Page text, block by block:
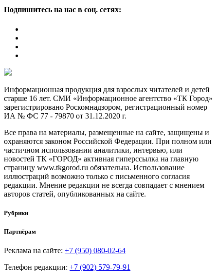
Подпишитесь на нас в соц. сетях:
Информационная продукция для взрослых читателей и детей
старше 16 лет. СМИ «Информационное агентство «ТК Город»
зарегистрировано Роскомнадзором, регистрационный номер
ИА № ФС 77 - 79870 от 31.12.2020 г.
Все права на материалы, размещенные на сайте, защищены и
охраняются законом Российской Федерации. При полном или
частичном использовании аналитики, интервью, или
новостей ТК «ГОРОД» активная гиперссылка на главную
страницу www.tkgorod.ru обязательна. Использование
иллюстраций возможно только с письменного согласия
редакции. Мнение редакции не всегда совпадает с мнением
авторов статей, опубликованных на сайте.
Рубрики
Партнёрам
Реклама на сайте: +7 (950) 080-02-64
Телефон редакции: +7 (902) 579-79-91